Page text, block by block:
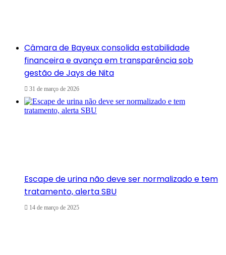
Câmara de Bayeux consolida estabilidade
financeira e avança em transparência sob
gestão de Jays de Nita
31 de março de 2026
Escape de urina não deve ser normalizado e tem
tratamento, alerta SBU
14 de março de 2025